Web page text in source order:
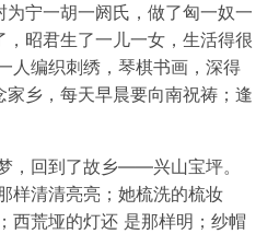
宁一胡一阏氏，做了匈一奴一
昭君生了一儿一女，生活得很
人编织刺绣，琴棋书画，深得
乡，每天早晨要向南祝祷；逢
，回到了故乡——兴山宝坪。
样清清亮亮；她梳洗的梳妆
西荒垭的灯还 是那样明；纱帽